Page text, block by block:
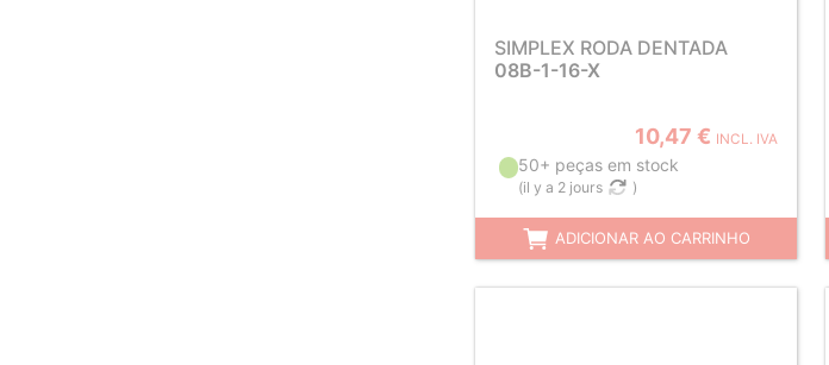
SIMPLEX RODA DENTADA
08B-1-16-X
10,47 € INCL. IVA
50+ peças em stock
(il y a 2 jours )
ADICIONAR AO CARRINHO